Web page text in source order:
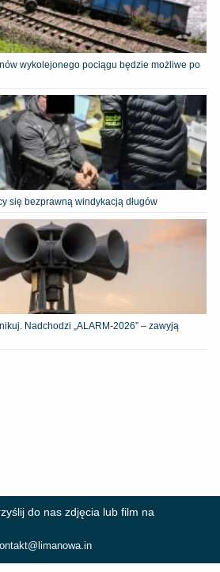
wykolejonego pociągu będzie możliwe po
się bezprawną windykacją długów
Nadchodzi „ALARM-2026” – zawyją
do nas zdjęcia lub film na